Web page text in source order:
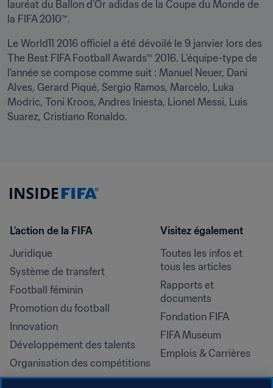
lauréat du Ballon d'Or adidas de la Coupe du Monde de
la FIFA 2010™.
Le World11 2016 officiel a été dévoilé le 9 janvier lors des
The Best FIFA Football Awards™ 2016. L'équipe-type de
l'année se compose comme suit : Manuel Neuer, Dani
Alves, Gerard Piqué, Sergio Ramos, Marcelo, Luka
Modric, Toni Kroos, Andres Iniesta, Lionel Messi, Luis
Suarez, Cristiano Ronaldo.
L’action de la FIFA
Juridique
Système de transfert
Football féminin
Promotion du football
Innovation
Développement des talents
Organisation des compétitions
Développement durable
Visitez également
Toutes les infos et
tous les articles
Rapports et
documents
Fondation FIFA
FIFA Museum
Emplois & Carrières